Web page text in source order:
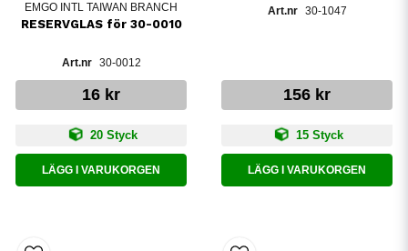
EMGO INTL TAIWAN BRANCH
RESERVGLAS för 30-0010
30-0012
16 kr
20 Styck
LÄGG I VARUKORGEN
30-1047
156 kr
15 Styck
LÄGG I VARUKORGEN